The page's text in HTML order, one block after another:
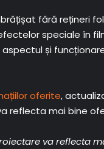
fără rețineri
speciale în
și
oferite,
reflecta mai bine
va reflecta